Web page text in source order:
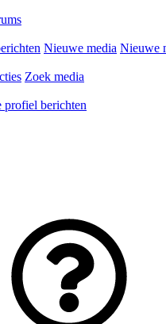
Nieuwe media Nieuwe
Zoek media
profiel berichten